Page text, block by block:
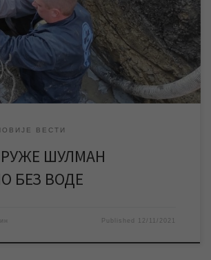
због чега је насеље Руже Шулман
на санацији квара су у току. У
у непосредној близини кварова на
који […]
ВЕСТИ
ШУЛМАН
БЕЗ ВОДЕ
Published 12/11/2021